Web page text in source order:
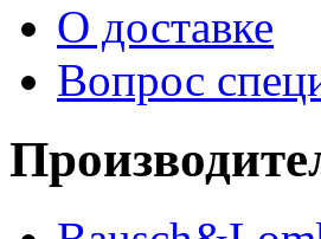
О доставке
Вопрос